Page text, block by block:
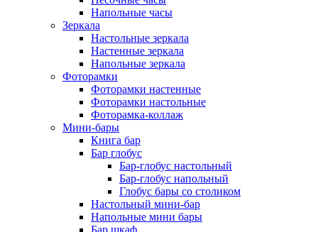
Напольные часы
Зеркала
Настольные зеркала
Настенные зеркала
Напольные зеркала
Фоторамки
Фоторамки настенные
Фоторамки настольные
Фоторамка-коллаж
Мини-бары
Книга бар
Бар глобус
Бар-глобус настольный
Бар-глобус напольный
Глобус бары со столиком
Настольный мини-бар
Напольные мини бары
Бар шкаф